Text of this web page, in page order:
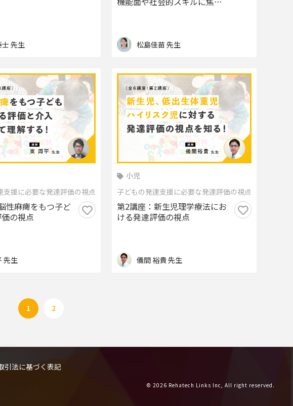
先生 松島佳苗 先生
支援に必要な発達評価の視点
性麻痺をもつ子ど
の視点
先生
小児
子どもの発達支援に必要な発達評価の視点
第2講座：新生児理学療法にお
ける発達評価の視点
儀間 裕貴 先生
1 2
引法に基づく表記
© 2026 Rehatech Links Inc, All right reserved.